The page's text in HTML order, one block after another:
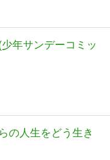
年サンデーコミッ
の人生をどう生き